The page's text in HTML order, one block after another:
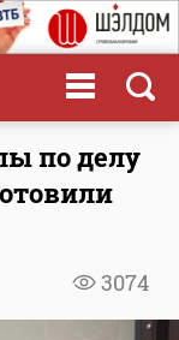
по делу
3074